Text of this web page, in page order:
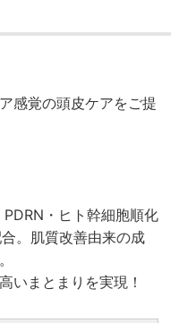
感覚の頭皮ケアをご提
・ヒト幹細胞順化
。肌質改善由来の成
いまとまりを実現！